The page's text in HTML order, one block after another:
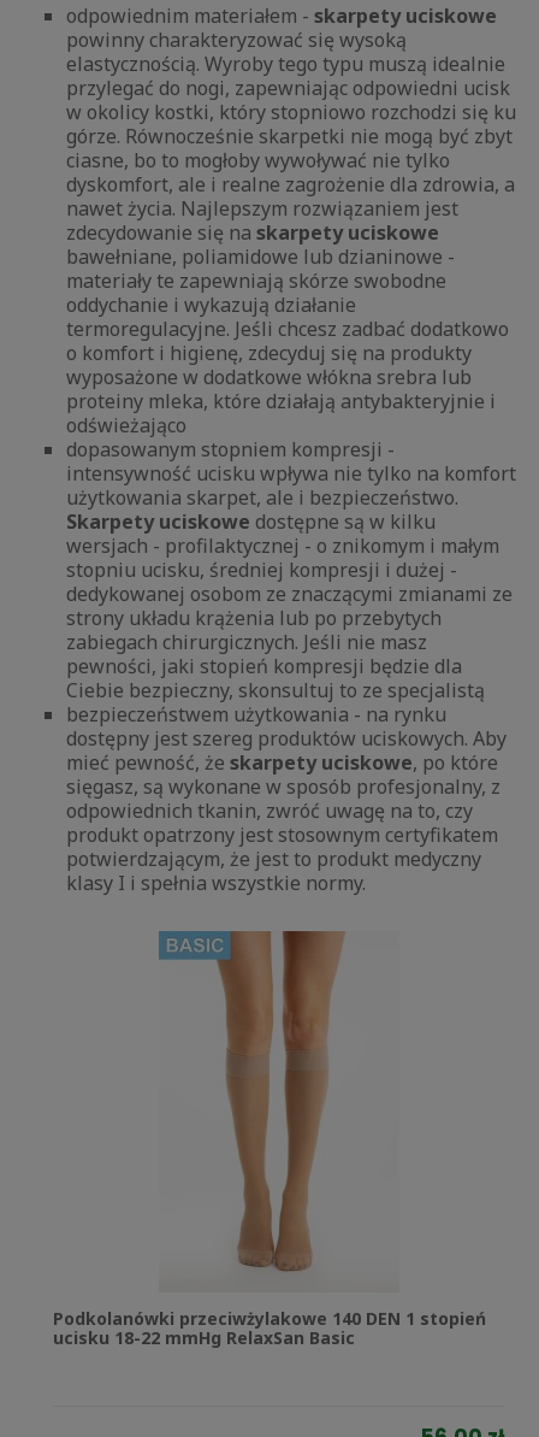
odpowiednim materiałem - skarpety uciskowe
powinny charakteryzować się wysoką
elastycznością. Wyroby tego typu muszą idealnie
przylegać do nogi, zapewniając odpowiedni ucisk
w okolicy kostki, który stopniowo rozchodzi się ku
górze. Równocześnie skarpetki nie mogą być zbyt
ciasne, bo to mogłoby wywoływać nie tylko
dyskomfort, ale i realne zagrożenie dla zdrowia, a
nawet życia. Najlepszym rozwiązaniem jest
zdecydowanie się na skarpety uciskowe
bawełniane, poliamidowe lub dzianinowe -
materiały te zapewniają skórze swobodne
oddychanie i wykazują działanie
termoregulacyjne. Jeśli chcesz zadbać dodatkowo
o komfort i higienę, zdecyduj się na produkty
wyposażone w dodatkowe włókna srebra lub
proteiny mleka, które działają antybakteryjnie i
odświeżająco
dopasowanym stopniem kompresji -
intensywność ucisku wpływa nie tylko na komfort
użytkowania skarpet, ale i bezpieczeństwo.
Skarpety uciskowe dostępne są w kilku
wersjach - profilaktycznej - o znikomym i małym
stopniu ucisku, średniej kompresji i dużej -
dedykowanej osobom ze znaczącymi zmianami ze
strony układu krążenia lub po przebytych
zabiegach chirurgicznych. Jeśli nie masz
pewności, jaki stopień kompresji będzie dla
Ciebie bezpieczny, skonsultuj to ze specjalistą
bezpieczeństwem użytkowania - na rynku
dostępny jest szereg produktów uciskowych. Aby
mieć pewność, że skarpety uciskowe, po które
sięgasz, są wykonane w sposób profesjonalny, z
odpowiednich tkanin, zwróć uwagę na to, czy
produkt opatrzony jest stosownym certyfikatem
potwierdzającym, że jest to produkt medyczny
klasy I i spełnia wszystkie normy.
Podkolanówki przeciwżylakowe 140 DEN 1 stopień
ucisku 18-22 mmHg RelaxSan Basic